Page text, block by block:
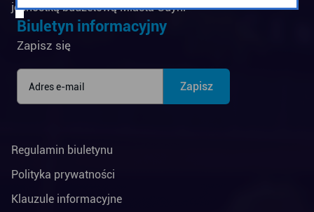
jednostką budżetową Miasta Gdyni
Biuletyn informacyjny
Zapisz się
Regulamin biuletynu
Polityka prywatności
Klauzule informacyjne